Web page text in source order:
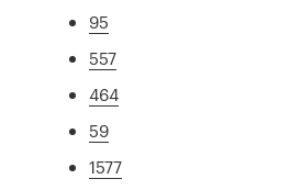
95
557
464
59
1577